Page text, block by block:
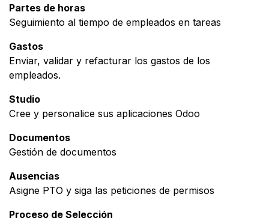
Partes de horas
Seguimiento al tiempo de empleados en tareas
Gastos
Enviar, validar y refacturar los gastos de los
empleados.
Studio
Cree y personalice sus aplicaciones Odoo
Documentos
Gestión de documentos
Ausencias
Asigne PTO y siga las peticiones de permisos
Proceso de Selección